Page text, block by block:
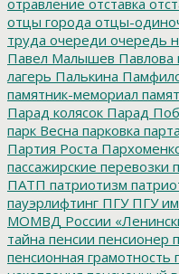
отцы города отцы-
труда очереди очередь
Павел Малышев Павлова
лагерь Палькина
памятник-мемориал
Парад колясок Парад
парк Весна парковка
Партия Роста
пассажирские перевозки
ПАТП патриотизм
пауэрлифтинг ПГУПГУ
МОМВД России
тайна пенсии пенсионер
пенсионная грамотность